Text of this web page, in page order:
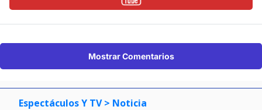
Mostrar Comentarios
Espectáculos Y TV > Noticia